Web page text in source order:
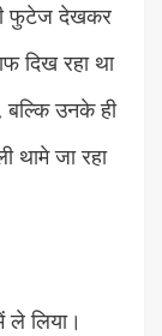
फुटेज देखकर
दिख रहा था
उनके ही
थामे जा रहा
ले लिया।